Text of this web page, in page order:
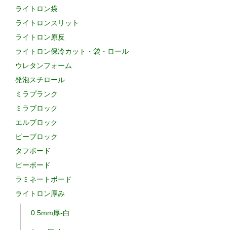
ライトロン袋
ライトロンスリット
ライトロン原反
ライトロン保冷カット・袋・ロール
ウレタンフォーム
発泡スチロール
ミラプランク
ミラブロック
エルブロック
ピーブロック
タフボード
ピーボード
ラミネートボード
ライトロン厚み
0.5mm厚-白